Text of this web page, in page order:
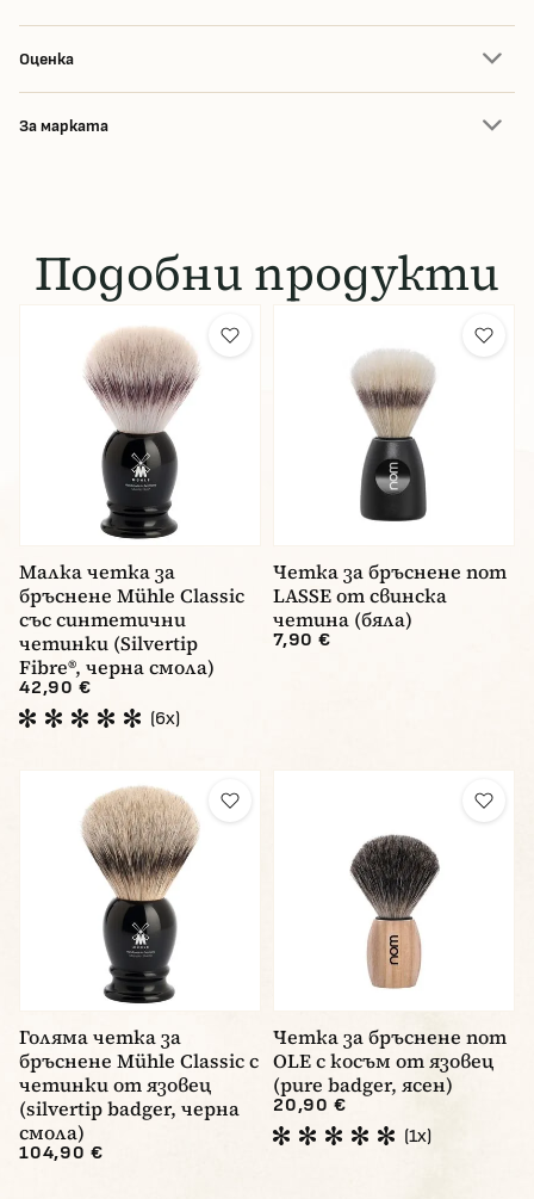
Оценка
За марката
Подобни продукти
Малка четка за
бръснене Mühle Classic
със синтетични
четинки (Silvertip
Fibre®, черна смола)
42,90 €
(6x)
Четка за бръснене nom
LASSE от свинска
четина (бяла)
7,90 €
Голяма четка за
бръснене Mühle Classic с
четинки от язовец
(silvertip badger, черна
смола)
104,90 €
Четка за бръснене nom
OLE с косъм от язовец
(pure badger, ясен)
20,90 €
(1x)